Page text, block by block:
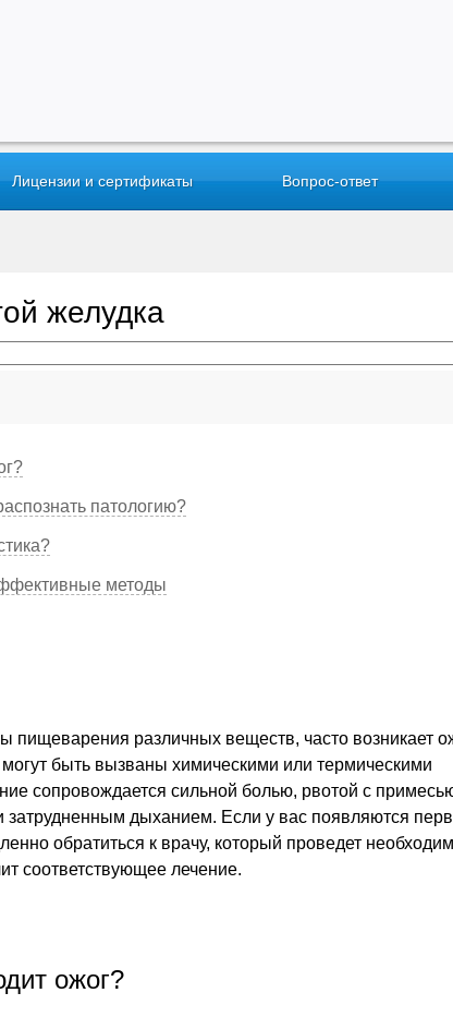
Лицензии и сертификаты Вопрос-ответ
желудка
патологию?
методы
пищеварения различных веществ, часто возникает
быть вызваны химическими или термическими
сопровождается сильной болью, рвотой с
затрудненным дыханием. Если у вас появляются
обратиться к врачу, который проведет
соответствующее лечение.
ожог?